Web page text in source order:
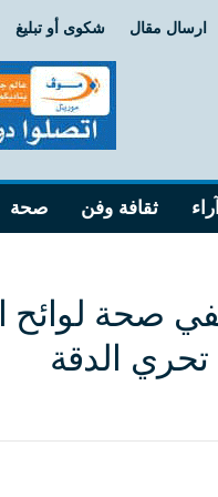
ارسال مقال شكوى أو تبليغ
آراء ثقافة وفن صحة
صحة لوائح
تحري الدقة